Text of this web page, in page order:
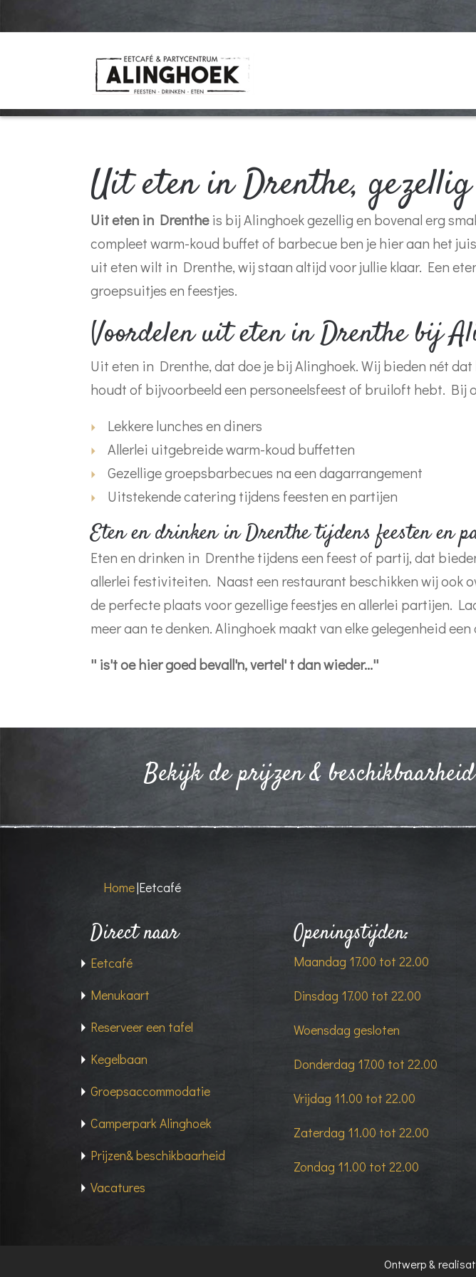
Uit eten in Drenthe,
Uit eten in Drentheis bij Alinghoek gezellig en bovenal erg
compleet warm-koud buffet of barbecue ben je hier aan het
uit eten wilt in Drenthe, wij staan altijd voor jullie klaar. Een
groepsuitjes en feestjes.
Voordelen uit eten in Drenthe bij
Uit eten in Drenthe, dat doe je bij Alinghoek. Wij bieden nét
houdt of bijvoorbeeld een personeelsfeest of bruiloft hebt. Bij
Lekkere lunches en diners
Allerlei uitgebreide warm-koud buffetten
Gezellige groepsbarbecues na een dagarrangement
Uitstekende catering tijdens feesten en partijen
Eten en drinken in Drenthe tijdens feesten en
Eten en drinken in Drenthe tijdens een feest of partij, dat
allerlei festiviteiten. Naast een restaurant beschikken wij ook
de perfecte plaats voor gezellige feestjes en allerlei partijen.
meer aan te denken. Alinghoek maakt van elke gelegenheid
'' is't oe hier goed bevall'n, vertel' t dan wieder...''
Bekijk de prijzen &
Home|Eetcafé
Direct naar
Eetcafé
Menukaart
Reserveer een tafel
Kegelbaan
Groepsaccommodatie
Camperpark Alinghoek
Prijzen& beschikbaarheid
Vacatures
Openingstijden:
Maandag 17.00 tot 22.00
Dinsdag 17.00 tot 22.00
Woensdag gesloten
Donderdag 17.00 tot 22.00
Vrijdag 11.00 tot 22.00
Zaterdag 11.00 tot 22.00
Zondag 11.00 tot 22.00
Ontwerp &